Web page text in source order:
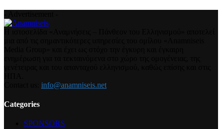
info@anamniseis.net
Categories
SPONSORS